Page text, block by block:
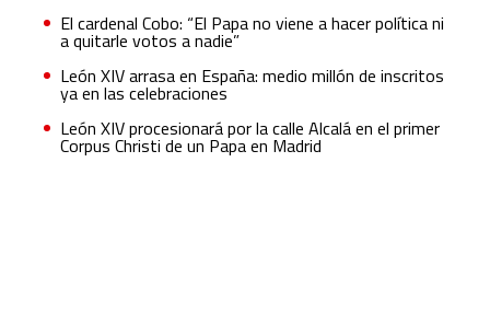
El cardenal Cobo: “El Papa no viene a hacer política ni
a quitarle votos a nadie”
León XIV arrasa en España: medio millón de inscritos
ya en las celebraciones
León XIV procesionará por la calle Alcalá en el primer
Corpus Christi de un Papa en Madrid